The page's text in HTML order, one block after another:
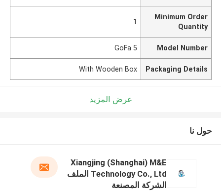
Minimum Order
Quantity
1
Model Number
GoFa 5
Packaging Details
With Wooden Box
عرض المزيد
حول نا
Xiangjing (Shanghai) M&E
Technology Co., Ltd الملف
الشركة المصنعة